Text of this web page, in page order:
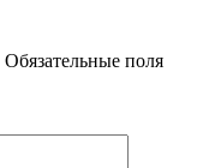
Обязательные поля